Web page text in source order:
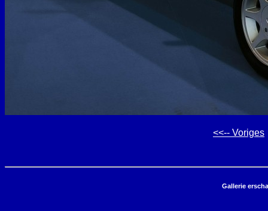
<<-- Voriges
Gallerie